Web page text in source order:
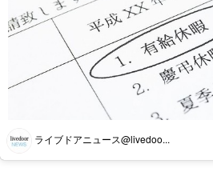
ライブドアニュース@livedoo...